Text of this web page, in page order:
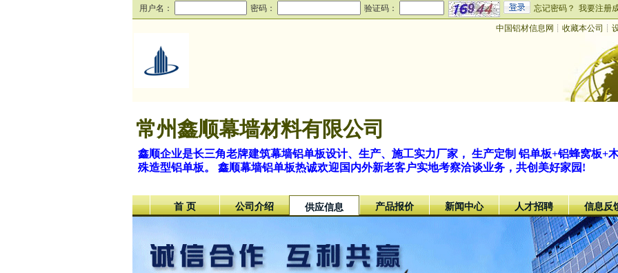
用户名： 密码： 验证码： 忘记密码？ 我要注册
中国铝材信息网 ┊ 收藏本公司 ┊
常州鑫顺幕墙材料有限公司
鑫顺企业是长三角老牌建筑幕墙铝单板设计、生产、施工实力厂家， 生产定制 铝单板+铝蜂窝板+
殊造型铝单板。 鑫顺幕墙铝单板热诚欢迎国内外新老客户实地考察洽谈业务，共创美好家园!
首 页 公司介绍 供应信息 产品报价 新闻中心 人才招聘 信息反